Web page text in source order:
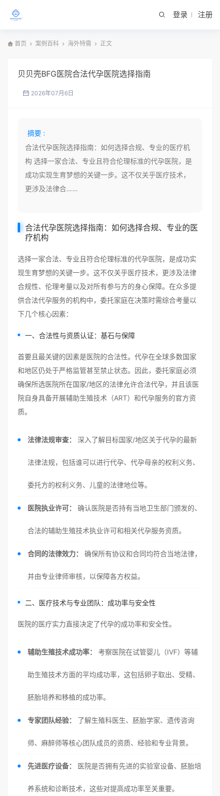
登录 注册
首页 案例百科 海外特需 正文
贝贝壳BFG医院合法代孕医院选择指南
2026年07月6日
摘要 :
合法代孕医院选择指南：如何选择合规、专业的医疗机
构 选择一家合法、专业且符合伦理标准的代孕医院，是
成功实现生育梦想的关键一步。这不仅关乎医疗技术，
更涉及法律合……
合法代孕医院选择指南：如何选择合规、专业的医
疗机构
选择一家合法、专业且符合伦理标准的代孕医院，是成功实
现生育梦想的关键一步。这不仅关乎医疗技术，更涉及法律
合规性、伦理考量以及对所有参与方的身心保障。在众多提
供合法代孕服务的机构中，委托家庭在决策时需综合考量以
下几个核心因素：
一、合法性与资质认证：基石与保障
首要且最关键的因素是医院的合法性。代孕在全球多数国家
和地区仍处于严格监管甚至禁止状态。因此，委托家庭必须
确保所选医院所在国家/地区的法律允许合法代孕，并且该医
院自身具备开展辅助生殖技术（ART）和代孕服务的官方资
质。
法律法规审查： 深入了解目标国家/地区关于代孕的最新
法律法规，包括谁可以进行代孕、代孕母亲的权利义务、
委托方的权利义务、儿童的法律地位等。
医院执业许可： 确认医院是否持有当地卫生部门颁发的、
合法的辅助生殖技术执业许可和相关代孕服务资质。
合同的法律效力： 确保所有协议和合同均符合当地法律，
并由专业律师审核，以保障各方权益。
二、医疗技术与专业团队：成功率与安全性
医院的医疗实力直接决定了代孕的成功率和安全性。
辅助生殖技术成功率： 考察医院在试管婴儿（IVF）等辅
助生殖技术方面的平均成功率，这包括卵子取出、受精、
胚胎培养和移植的成功率。
专家团队经验： 了解生殖科医生、胚胎学家、遗传咨询
师、麻醉师等核心团队成员的资质、经验和专业背景。
先进医疗设备： 医院是否拥有先进的实验室设备、胚胎培
养系统和诊断技术，这些对提高成功率至关重要。